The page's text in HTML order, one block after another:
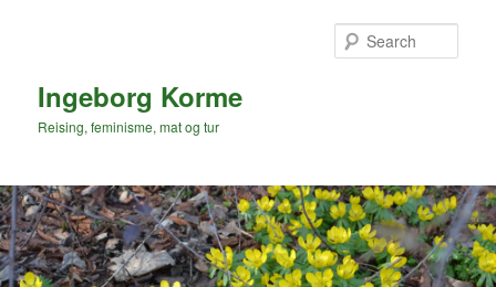
Ingeborg Korme
Reising, feminisme, mat og tur